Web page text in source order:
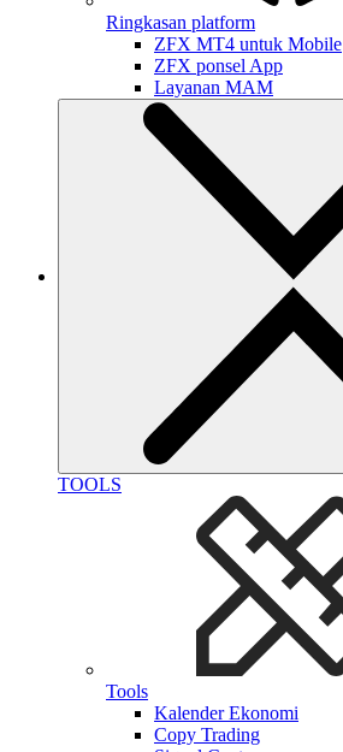
Ringkasan platform
ZFX MT4 untuk Mobile
ZFX ponsel App
Layanan MAM
TOOLS
Tools
Kalender Ekonomi
Copy Trading